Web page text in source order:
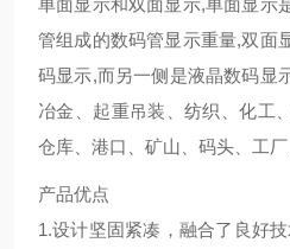
单面显示和双面显示,单面显示
管组成的数码管显示重量,双面
码显示,而另一侧是液晶数码显
冶金、起重吊装、纺织、化工
仓库、港口、矿山、码头、工厂
产品优点
1.设计坚固紧凑，融合了良好